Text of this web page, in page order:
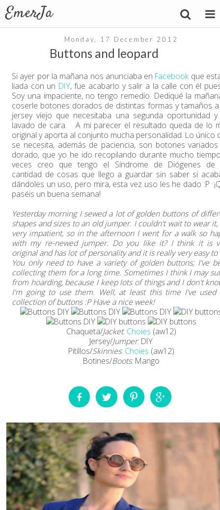
Monday, 17 December 2012
Buttons and leopard
Si ayer por la mañana nos anunciaba en Facebookque
liada con un DIY, fue acabarlo y salir a la calle con él
Soy una impaciente, no tengo remedio. Dediqué la
coserle botones dorados de distintas formas y tamaños
jersey viejo que necesitaba una segunda oportunidad
lavado de cara. A mi parecer el resultado queda de lo
original y aporta al conjunto mucha personalidad. Lo único
se necesita, además de paciencia, son botones
dorado, que yo he ido recopilando durante mucho
veces creo que tengo el Síndrome de Diógenes de
cantidad de cosas que llego a guardar sin saber si
dándoles un uso, pero mira, esta vez uso les he dado :P
paséis un buena semana!
Yesterday morning I sewed a lot of golden buttons of
shapes and sizes to an old jumper. I couldn't wait to wear it,
very impatient, so in the afternoon I went for a walk so
with my re-newed jumper. Do you like it? I think it is
original and has lot of personality and it is really very easy to
You only need to have a variety of golden buttons; I've
collecting them for a long time. Sometimes I think I may
from hoarding, because I keep lots of things and I don't
I'm going to use them. Well, at least this time I've used
collection of buttons :P Have a nice week!
Chaqueta/Jacket: Choies (aw12)
Jersey/Jumper: DIY
Pitillos/Skinnies: Choies (aw12)
Botines/Boots: Mango